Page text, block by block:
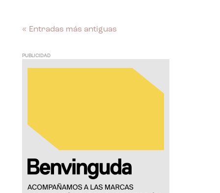
« Entradas más antiguas
PUBLICIDAD